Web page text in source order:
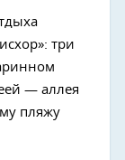
три
— аллея
пляжу